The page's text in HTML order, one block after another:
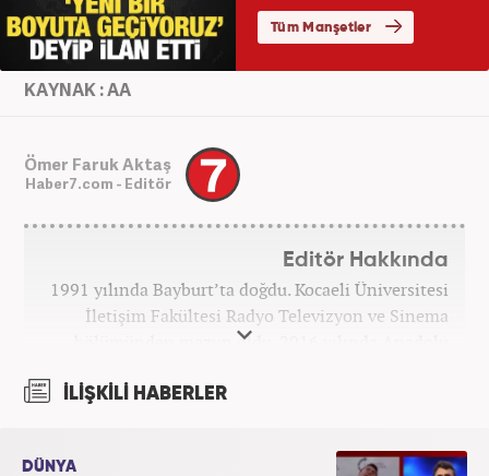
KAYNAK : AA
Ömer Faruk Aktaş
Haber7.com - Editör
Editör Hakkında
1991 yılında Bayburt’ta doğdu. Kocaeli Üniversitesi
İletişim Fakültesi Radyo Televizyon ve Sinema
bölümünden mezun oldu. 2016 yılında Anadolu
Gazetesi'nde çalıştı. Nisan 2021'den bu yana
yapmaktadır.
İLİŞKİLİ HABERLER
DÜNYA